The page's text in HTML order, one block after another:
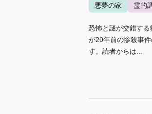
悪夢の家 霊的
恐怖と謎が交錯す
が20年前の惨殺事
す。読者からは...